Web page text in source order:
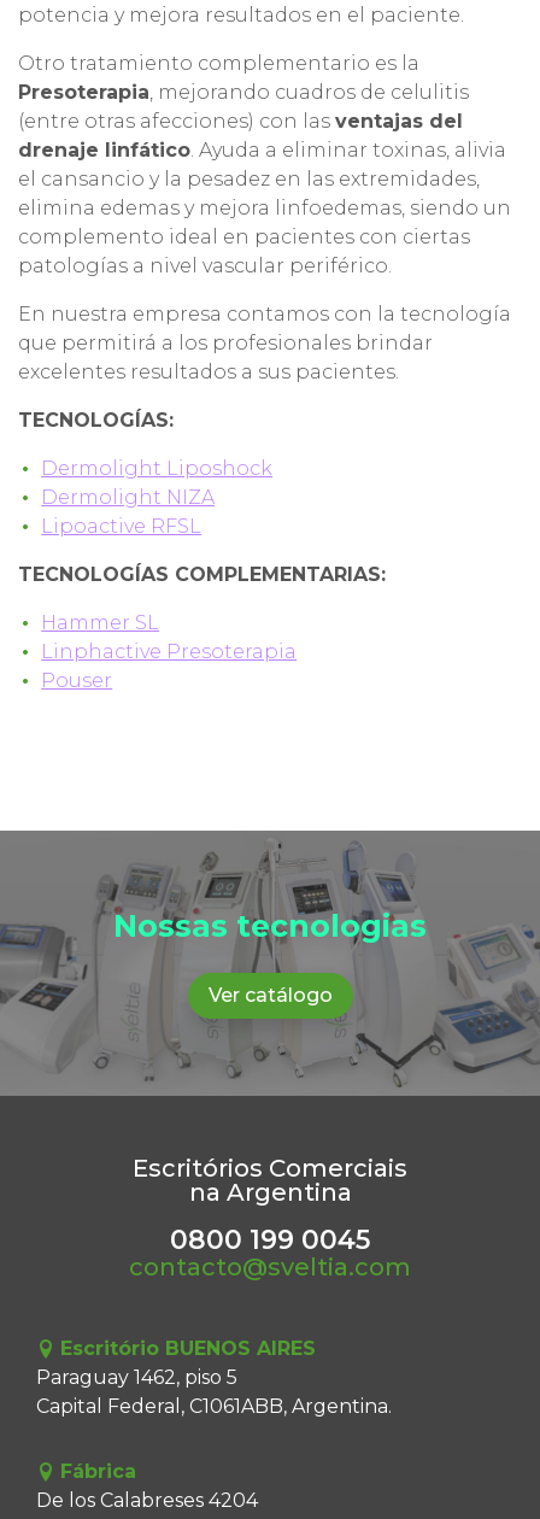
potencia y mejora resultados en el paciente.
Otro tratamiento complementario es la
Presoterapia, mejorando cuadros de celulitis
(entre otras afecciones) con las ventajas del
drenaje linfático. Ayuda a eliminar toxinas, alivia
el cansancio y la pesadez en las extremidades,
elimina edemas y mejora linfoedemas, siendo un
complemento ideal en pacientes con ciertas
patologías a nivel vascular periférico.
En nuestra empresa contamos con la tecnología
que permitirá a los profesionales brindar
excelentes resultados a sus pacientes.
TECNOLOGÍAS:
Dermolight Liposhock
Dermolight NIZA
Lipoactive RFSL
TECNOLOGÍAS COMPLEMENTARIAS:
Hammer SL
Linphactive Presoterapia
Pouser
Nossas tecnologias
Ver catálogo
Escritórios Comerciais
na Argentina
0800 199 0045
contacto@sveltia.com
Escritório BUENOS AIRES
Paraguay 1462, piso 5
Capital Federal, C1061ABB, Argentina.
Fábrica
De los Calabreses 4204